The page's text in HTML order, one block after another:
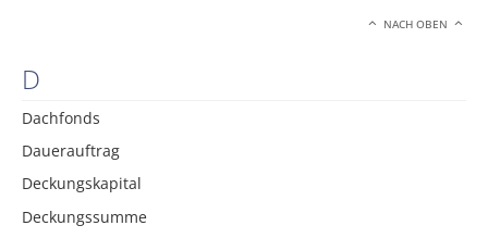
NACH OBEN
D
Dachfonds
Dauerauftrag
Deckungskapital
Deckungssumme